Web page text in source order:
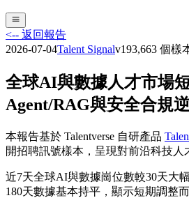
<-- 返回報告
2026-07-04Talent Signalv193,663 個樣
全球AI與數據人才市場
Agent/RAG與安全合規
本報告基於 Talentverse 自研產品
開招聘訊號樣本，呈現對前沿科技人
近7天全球AI與數據崗位數較30天大
180天數據基本持平，顯示短期調整